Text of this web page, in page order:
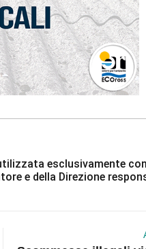
esclusivamente
e della Direzione